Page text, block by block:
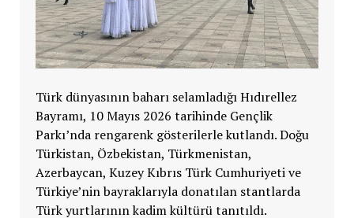
Türk dünyasının baharı selamladığı Hıdırellez
Bayramı, 10 Mayıs 2026 tarihinde Gençlik
Parkı’nda rengarenk gösterilerle kutlandı. Doğu
Türkistan, Özbekistan, Türkmenistan,
Azerbaycan, Kuzey Kıbrıs Türk Cumhuriyeti ve
Türkiye’nin bayraklarıyla donatılan stantlarda
Türk yurtlarının kadim kültürü tanıtıldı.